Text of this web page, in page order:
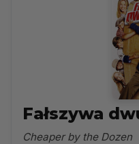
Fałszywa
Cheaper by the Dozen